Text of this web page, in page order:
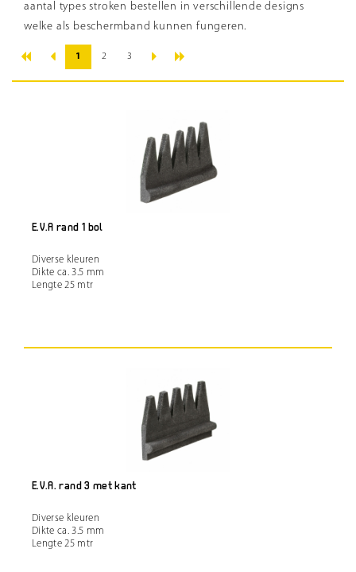
aantal types stroken bestellen in verschillende designs
welke als beschermband kunnen fungeren.
« ‹ 1 2 3 › »
E.V.A rand 1 bol
Diverse kleuren
Dikte ca. 3.5 mm
Lengte 25 mtr
E.V.A. rand 3 met kant
Diverse kleuren
Dikte ca. 3.5 mm
Lengte 25 mtr